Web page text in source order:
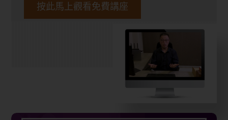
按此馬上觀看免費講座